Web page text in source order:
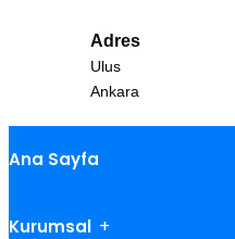
Adres
Ulus
Ankara
Ana Sayfa
Kurumsal